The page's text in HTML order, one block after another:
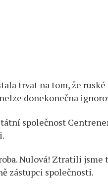
trvat na tom, že
donekonečna
společnost
Nulová! Ztratili jsme
zástupci společnosti.